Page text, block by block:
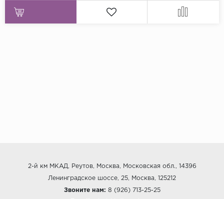
2-й км МКАД, Реутов, Москва, Московская обл., 14396
Ленинградское шоссе, 25, Москва, 125212
Звоните нам: 8 (926) 713-25-25